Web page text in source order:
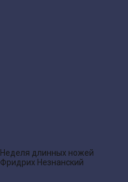
Неделя длинных ножей
Фридрих Незнанский